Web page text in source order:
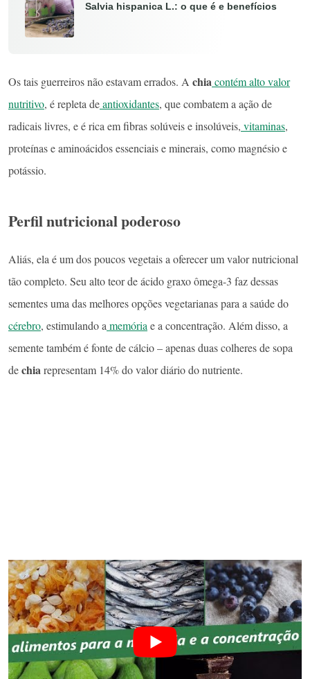
Salvia hispanica L.: o que é e benefícios
Os tais guerreiros não estavam errados. A chiacontém alto valor
nutritivo, é repleta deantioxidantes, que combatem a ação de
radicais livres, e é rica em fibras solúveis e insolúveis, vitaminas,
proteínas e aminoácidos essenciais e minerais, como magnésio e
potássio.
Perfil nutricional poderoso
Aliás, ela é um dos poucos vegetais a oferecer um valor nutricional
tão completo. Seu alto teor de ácido graxo ômega-3 faz dessas
sementes uma das melhores opções vegetarianas para a saúde do
cérebro, estimulando a memória e a concentração. Além disso, a
semente também é fonte de cálcio – apenas duas colheres de sopa
dechiarepresentam 14% do valor diário do nutriente.